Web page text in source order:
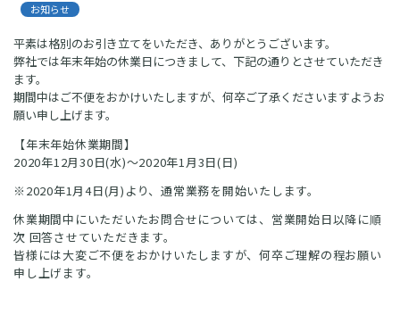
お知らせ
平素は格別のお引き立てをいただき、ありがとうございます。
弊社では年末年始の休業日につきまして、下記の通りとさせていただき
ます。
期間中はご不便をおかけいたしますが、何卒ご了承くださいますようお
願い申し上げます。
【年末年始休業期間】
2020年12月30日(水)～2020年1月3日(日)
※2020年1月4日(月)より、通常業務を開始いたします。
休業期間中にいただいたお問合せについては、営業開始日以降に順
次 回答させていただきます。
皆様には大変ご不便をおかけいたしますが、何卒ご理解の程お願い
申し上げます。